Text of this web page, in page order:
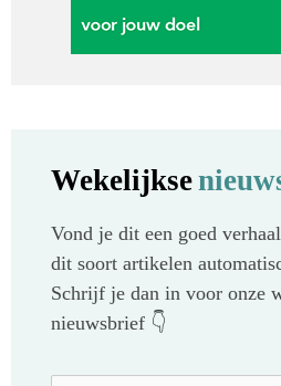
Wekelijkse
Vond je dit een goed
dit soort artikelen
Schrijf je dan in voor onze
nieuwsbrief 👇